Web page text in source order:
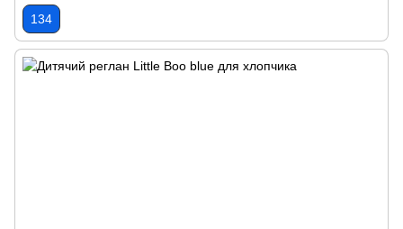
134